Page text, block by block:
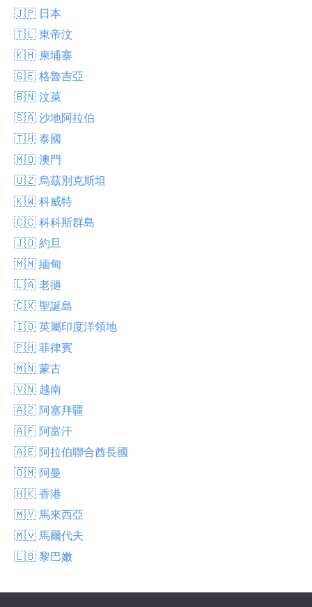
🇯🇵 日本
🇹🇱 東帝汶
🇰🇭 柬埔寨
🇬🇪 格魯吉亞
🇧🇳 汶萊
🇸🇦 沙地阿拉伯
🇹🇭 泰國
🇲🇴 澳門
🇺🇿 烏茲別克斯坦
🇰🇼 科威特
🇨🇨 科科斯群島
🇯🇴 約旦
🇲🇲 緬甸
🇱🇦 老撾
🇨🇽 聖誕島
🇮🇴 英屬印度洋領地
🇵🇭 菲律賓
🇲🇳 蒙古
🇻🇳 越南
🇦🇿 阿塞拜疆
🇦🇫 阿富汗
🇦🇪 阿拉伯聯合酋長國
🇴🇲 阿曼
🇭🇰 香港
🇲🇾 馬來西亞
🇲🇻 馬爾代夫
🇱🇧 黎巴嫩